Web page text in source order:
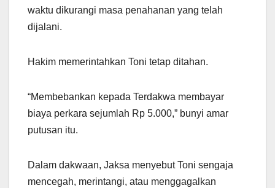
waktu dikurangi masa penahanan yang telah
dijalani.
Hakim memerintahkan Toni tetap ditahan.
“Membebankan kepada Terdakwa membayar
biaya perkara sejumlah Rp 5.000,” bunyi amar
putusan itu.
Dalam dakwaan, Jaksa menyebut Toni sengaja
mencegah, merintangi, atau menggagalkan